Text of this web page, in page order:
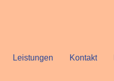
Leistungen Kontakt